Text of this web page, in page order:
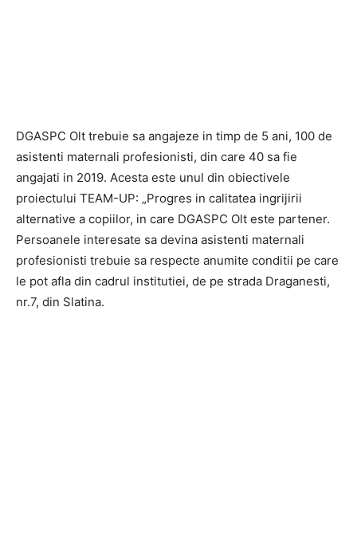
DGASPC Olt trebuie sa angajeze in timp de 5 ani, 100 de
asistenti maternali profesionisti, din care 40 sa fie
angajati in 2019. Acesta este unul din obiectivele
proiectului TEAM-UP: „Progres in calitatea ingrijirii
alternative a copiilor, in care DGASPC Olt este partener.
Persoanele interesate sa devina asistenti maternali
profesionisti trebuie sa respecte anumite conditii pe care
le pot afla din cadrul institutiei, de pe strada Draganesti,
nr.7, din Slatina.